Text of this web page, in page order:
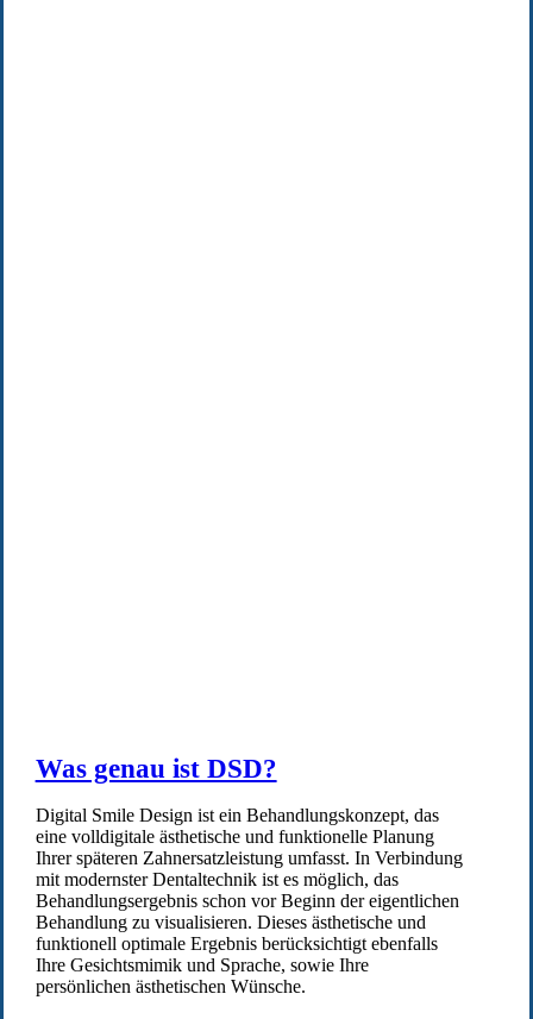
Was genau ist DSD?
Digital Smile Design ist ein Behandlungskonzept, das
eine volldigitale ästhetische und funktionelle Planung
Ihrer späteren Zahnersatzleistung umfasst. In Verbindung
mit modernster Dentaltechnik ist es möglich, das
Behandlungsergebnis schon vor Beginn der eigentlichen
Behandlung zu visualisieren. Dieses ästhetische und
funktionell optimale Ergebnis berücksichtigt ebenfalls
Ihre Gesichtsmimik und Sprache, sowie Ihre
persönlichen ästhetischen Wünsche.